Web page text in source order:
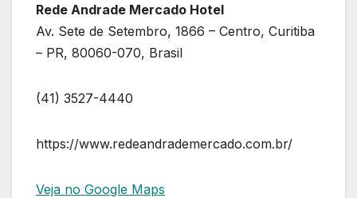
Rede Andrade Mercado Hotel
Av. Sete de Setembro, 1866 – Centro, Curitiba
– PR, 80060-070, Brasil
(41) 3527-4440
https://www.redeandrademercado.com.br/
Veja no Google Maps